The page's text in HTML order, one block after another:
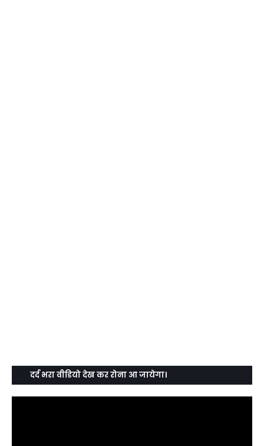
दर्द भरा वीडियो देख कर रोना आ जायेगा।